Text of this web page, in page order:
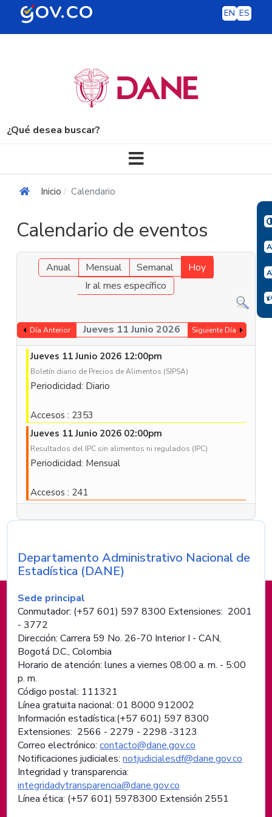
EN ES
¿Qué desea buscar?
Inicio Calendario
Calendario de eventos
Anual Mensual Semanal
Hoy
Ir al mes específico
Día Anterior Jueves 11 Junio 2026 Siguiente Día
Jueves 11 Junio 2026 12:00pm
Boletín diario de Precios de Alimentos (SIPSA)
Periodicidad: Diario
Accesos : 2353
Jueves 11 Junio 2026 02:00pm
Resultados del IPC sin alimentos ni regulados (IPC)
Periodicidad: Mensual
Accesos : 241
Información de pie de página
Nombre de la entidad
Departamento Administrativo Nacional de
Estadística (DANE)
Sede principal
Conmutador: (+57 601) 597 8300 Extensiones: 2001
- 3772
Dirección: Carrera 59 No. 26-70 Interior I - CAN,
Bogotá D.C., Colombia
Horario de atención: lunes a viernes 08:00 a. m. - 5:00
p. m.
Código postal: 111321
Línea gratuita nacional: 01 8000 912002
Información estadística:(+57 601) 597 8300
Extensiones: 2566 - 2279 - 2298 -3123
Correo electrónico:contacto@dane.gov.co
Notificaciones judiciales:notjudicialesdf@dane.gov.co
Integridad y transparencia:
integridadytransparencia@dane.gov.co
Línea ética: (+57 601) 5978300 Extensión 2551